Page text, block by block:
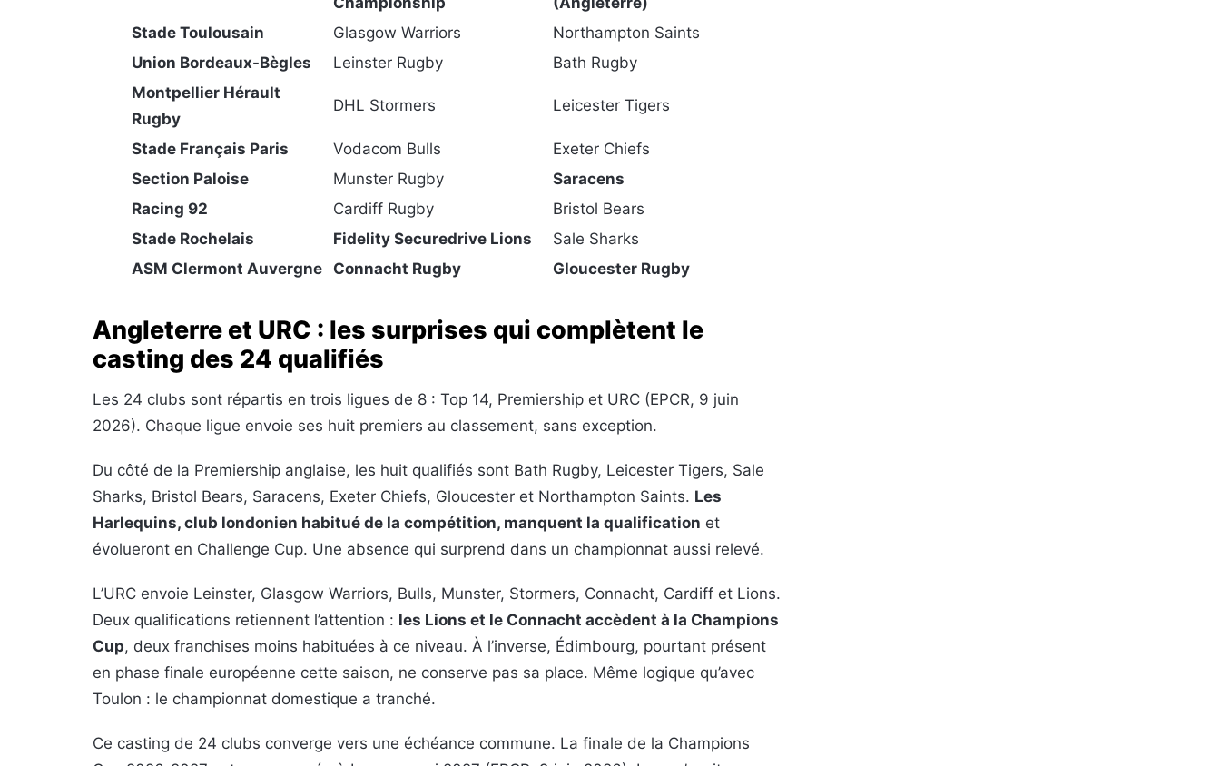
Stade Toulousain
Glasgow Warriors
Northampton Saints
Union Bordeaux-Bègles
Leinster Rugby
Bath Rugby
Montpellier Hérault
Rugby
DHL Stormers Leicester Tigers
Stade Français Paris Vodacom Bulls
Exeter Chiefs
Section Paloise
Munster Rugby
Saracens
Racing 92
Cardiff Rugby
Bristol Bears
Stade Rochelais
Fidelity Securedrive Lions
Sale Sharks
ASM Clermont Auvergne
Connacht Rugby Gloucester Rugby
Angleterre et URC : les surprises qui complètent le
casting des 24 qualifiés
Les 24 clubs sont répartis en trois ligues de 8 : Top 14, Premiership et URC (EPCR, 9 juin
2026). Chaque ligue envoie ses huit premiers au classement, sans exception.
Du côté de la Premiership anglaise, les huit qualifiés sont Bath Rugby, Leicester Tigers, Sale
Sharks, Bristol Bears, Saracens, Exeter Chiefs, Gloucester et Northampton Saints. Les
Harlequins, club londonien habitué de la compétition, manquent la qualification et
évolueront en Challenge Cup. Une absence qui surprend dans un championnat aussi relevé.
L’URC envoie Leinster, Glasgow Warriors, Bulls, Munster, Stormers, Connacht, Cardiff et Lions.
Deux qualifications retiennent l’attention : les Lions et le Connacht accèdent à la Champions
Cup, deux franchises moins habituées à ce niveau. À l’inverse, Édimbourg, pourtant présent
en phase finale européenne cette saison, ne conserve pas sa place. Même logique qu’avec
Toulon : le championnat domestique a tranché.
Ce casting de 24 clubs converge vers une échéance commune. La finale de la Champions